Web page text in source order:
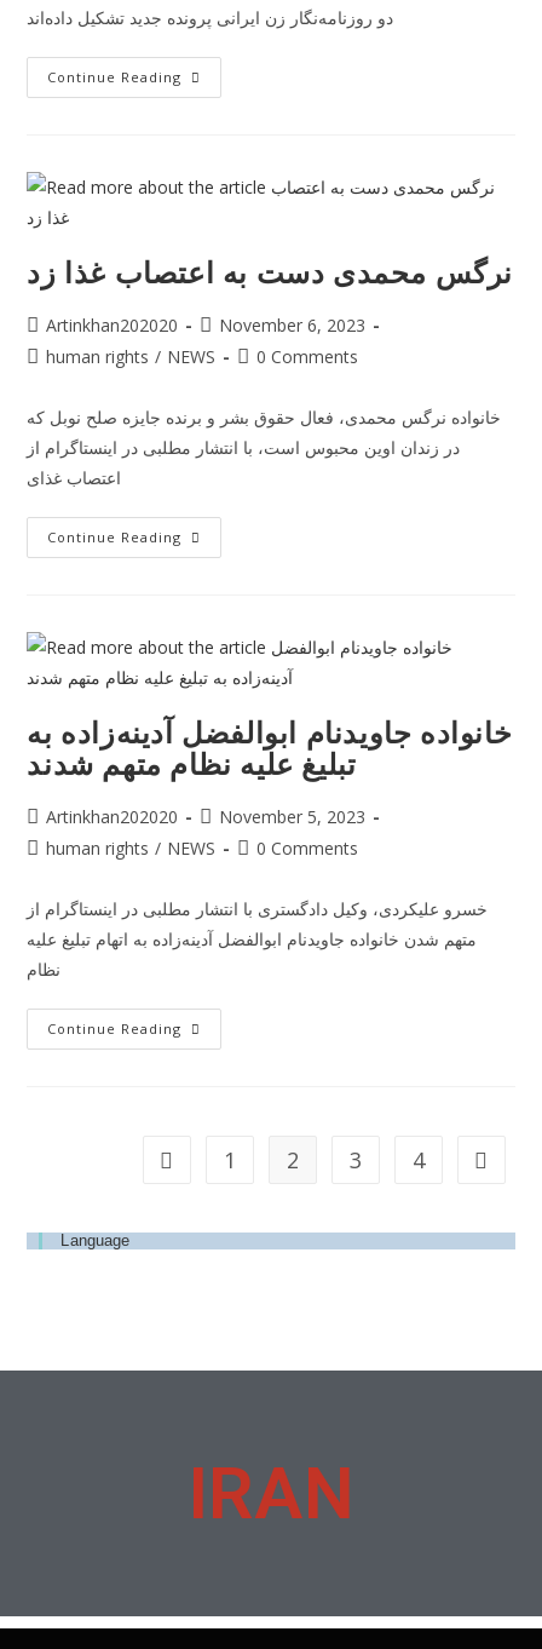
دو روزنامه‌نگار زن ایرانی پرونده‌ جدید تشکیل داده‌اند
Continue Reading
نرگس محمدی دست به اعتصاب غذا زد
Artinkhan202020
November 6, 2023
human rights / NEWS 0 Comments
خانواده نرگس محمدی، فعال حقوق بشر و برنده جایزه صلح نوبل که
در زندان اوین محبوس است، با انتشار مطلبی در اینستاگرام از
اعتصاب غذای
Continue Reading
خانواده جاویدنام ابوالفضل آدینه‌زاده به
تبلیغ علیه نظام متهم شدند
Artinkhan202020
November 5, 2023
human rights / NEWS 0 Comments
خسرو علیکردی، وکیل دادگستری با انتشار مطلبی در اینستاگرام از
متهم شدن خانواده جاویدنام ابوالفضل آدینه‌زاده به اتهام تبلیغ علیه
نظام
Continue Reading
1 2 3 4
Language
IRAN